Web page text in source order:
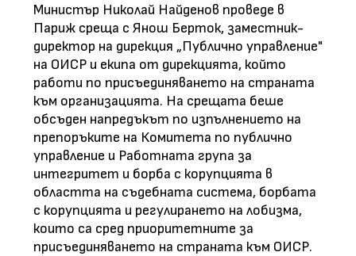
Министър Николай Найденов проведе в
Париж среща с Янош Берток, заместник-
директор на дирекция „Публично управление"
на ОИСР и екипа от дирекцията, който
работи по присъединяването на страната
към организацията. На срещата беше
обсъден напредъкът по изпълнението на
препоръките на Комитета по публично
управление и Работната група за
интегритет и борба с корупцията в
областта на съдебната система, борбата
с корупцията и регулирането на лобизма,
които са сред приоритетните за
присъединяването на страната към ОИСР.